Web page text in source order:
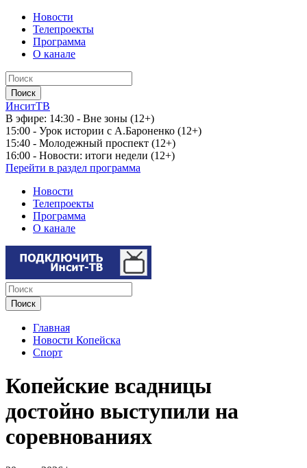
Новости
Телепроекты
Программа
О канале
ИнситТВ
В эфире: 14:30 - Вне зоны (12+)
15:00 - Урок истории с А.Бароненко (12+)
15:40 - Молодежный проспект (12+)
16:00 - Новости: итоги недели (12+)
Перейти в раздел программа
Новости
Телепроекты
Программа
О канале
Главная
Новости Копейска
Спорт
Копейские всадницы
достойно выступили на
соревнованиях